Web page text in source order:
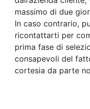
massimo di due
In caso contrario,
ricontattarti per
prima fase di
consapevoli del
cortesia da parte